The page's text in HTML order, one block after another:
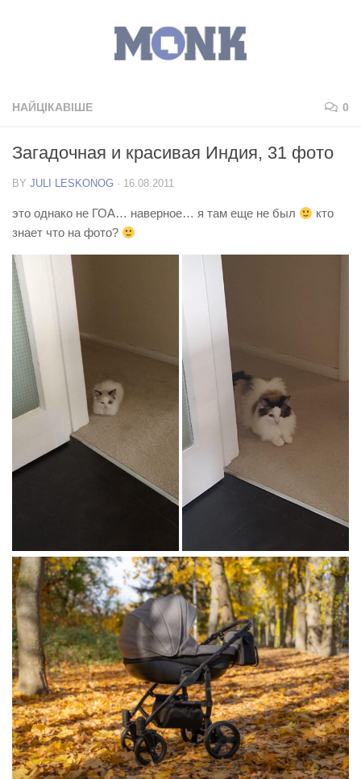
НАЙЦІКАВІШЕ 0
Загадочная и красивая Индия, 31 фото
BY JULI LESKONOG · 16.08.2011
это однако не ГОА… наверное… я там еще не был
кто
знает что на фото?